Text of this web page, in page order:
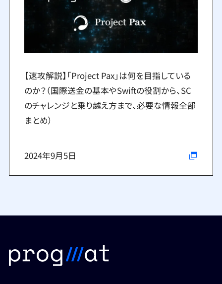
【速攻解説】「Project Pax」は何を目指している
のか？（国際送金の基本やSwiftの役割から、SC
のチャレンジと乗り越え方まで、必要な情報全部
まとめ）
2024年9月5日